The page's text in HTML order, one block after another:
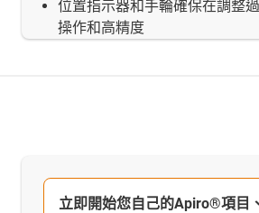
位置指示器和手輪確保在調整
操作和高精度
立即開始您自己的Apiro®項目